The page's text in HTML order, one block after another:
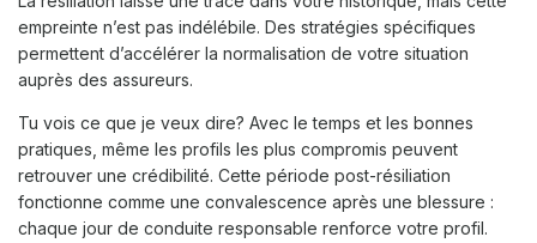
empreinte n’est pas indélébile. Des stratégies spécifiques
permettent d’accélérer la normalisation de votre situation
auprès des assureurs.
Tu vois ce que je veux dire? Avec le temps et les bonnes
pratiques, même les profils les plus compromis peuvent
retrouver une crédibilité. Cette période post-résiliation
fonctionne comme une convalescence après une blessure :
chaque jour de conduite responsable renforce votre profil.